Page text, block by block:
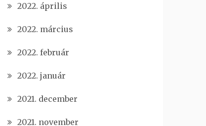
2022. április
2022. március
2022. február
2022. január
2021. december
2021. november